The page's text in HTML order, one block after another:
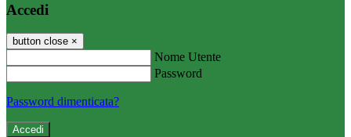
Accedi
button close ×
Nome Utente
Password
Password dimenticata?